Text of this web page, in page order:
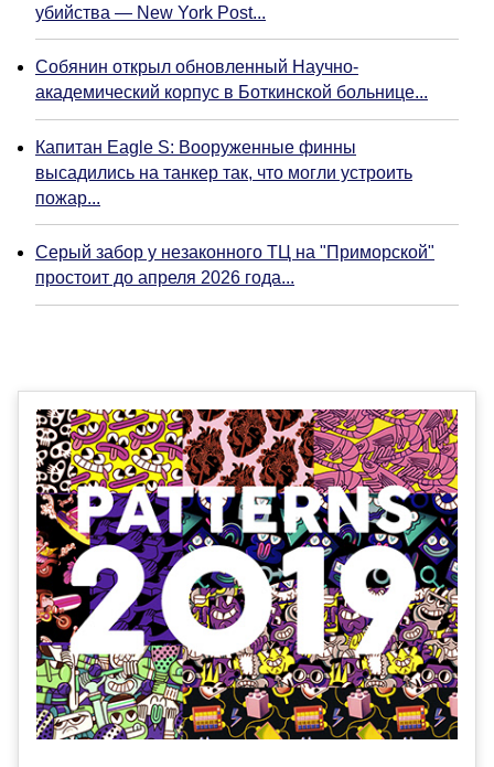
убийства — New York Post...
Собянин открыл обновленный Научно-
академический корпус в Боткинской больнице...
Капитан Eagle S: Вооруженные финны
высадились на танкер так, что могли устроить
пожар...
Серый забор у незаконного ТЦ на "Приморской"
простоит до апреля 2026 года...